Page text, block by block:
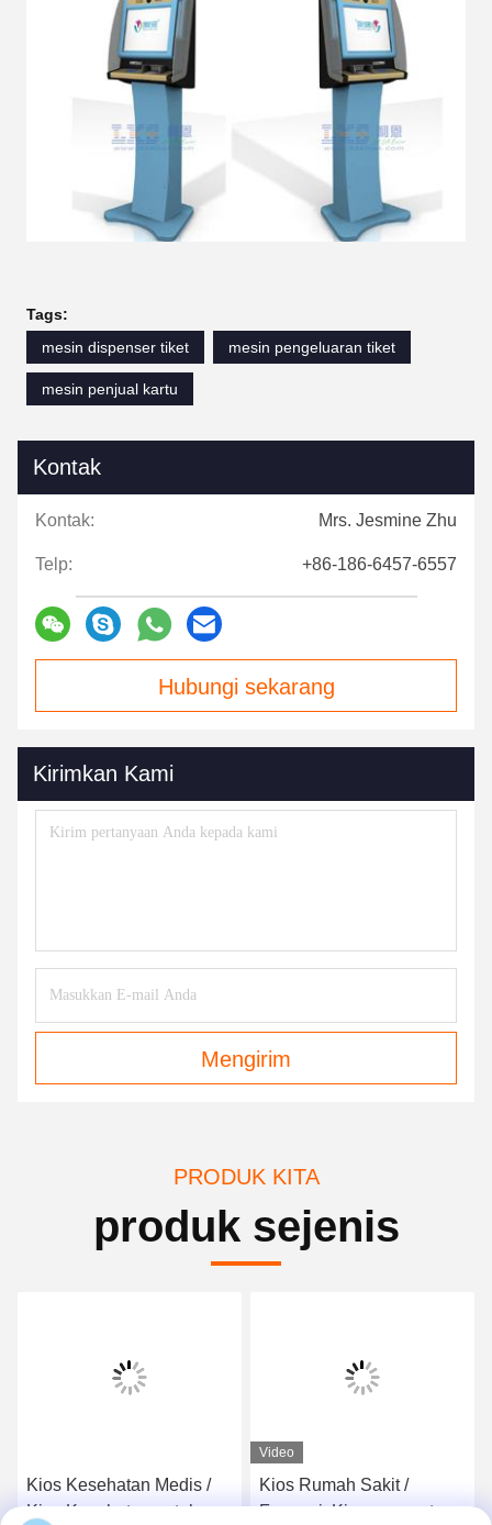
Tags:
mesin dispenser tiket
mesin pengeluaran tiket
mesin penjual kartu
Kontak
Kontak: Mrs. Jesmine Zhu
Telp: +86-186-6457-6557
Hubungi sekarang
Kirimkan Kami
Mengirim
PRODUK KITA
produk sejenis
Kios Kesehatan Medis /
Kios Kesehatan untuk
Video
Kios Rumah Sakit /
Farmasi, Kios perawatan